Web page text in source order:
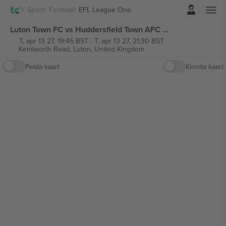
Sport Football EFL League OneLogi sisse
Luton Town FC vs Huddersfield Town AFC EFL League One piletid
T, apr 13 27, 19:45 BST- T, apr 13 27, 21:30 BST
Kenilworth Road, Luton, United Kingdom
Peida kaart
Kinnita kaart